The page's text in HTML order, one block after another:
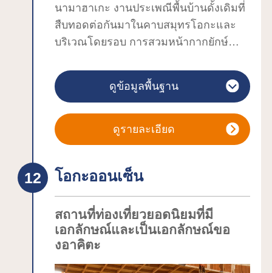
นามาฮาเกะ งานประเพณีพื้นบ้านดั้งเดิมที่
สืบทอดต่อกันมาในคาบสมุทรโอกะและ
บริเวณโดยรอบ การสวมหน้ากากยักษ์
ร้องไหมมม" คนจึงมักคิดกันว่าเป็นปีศาจ
ร้ายที่ชอบทำให้เด็กร้องไห้ แต่แท้จริงแล้ว
ส่งท้ายปีเก่าของทุกปีเพื่อคอยตักเตือนผู้คน
ไม่ให้เกียจคร้าน ช่วยให้ปราศจากโรคภัย
ได้ผลผลิตดี ภูเขาอุดมสมบูรณ์ ทะเลก็อุดม
สมบูรณ์
"พิพิธภัณฑ์นามาฮาเกะ" เป็นสถานที่
แนะนำประวัติศาสตร์และภูมิอากาศของ
พื้นที่แถบนี้โดยมีนามาฮาเกะเป็นหัวข้อจัด
แสดงหลัก ที่มุมจัดแสดงเกี่ยวกับนามาฮา
ดูข้อมูลพื้นฐาน
ดูรายละเอียด
โอกะออนเซ็น
สถานที่ท่องเที่ยวยอดนิยมที่มี
เอกลักษณ์และเป็นเอกลักษณ์ขอ
งอาคิตะ